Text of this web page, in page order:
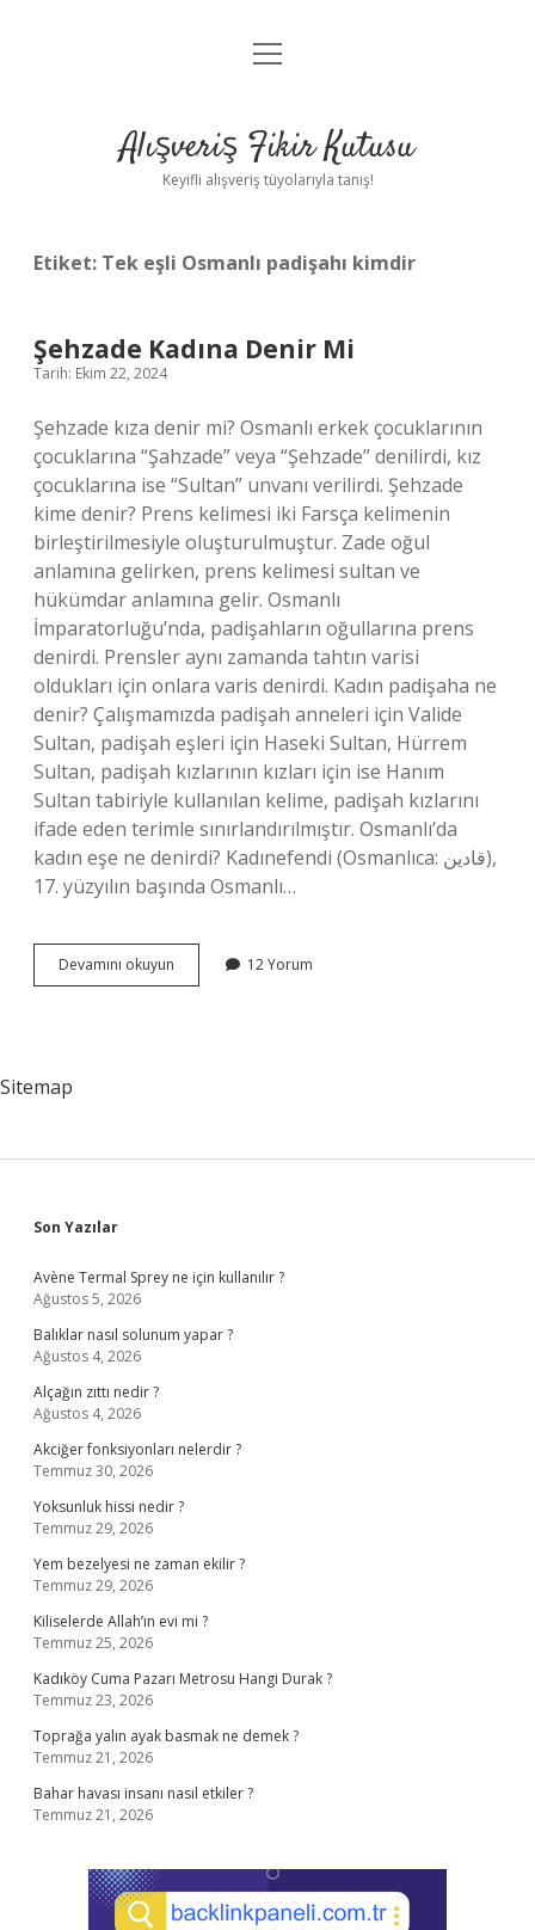
Anasayfa
Yasal Uyarı
menüyü
Alışveriş Fikir Kutusu
Keyifli alışveriş tüyolarıyla tanış!
Etiket: Tek eşli Osmanlı padişahı kimdir
Şehzade Kadına Denir Mi
Tarih: Ekim 22, 2024
Şehzade kıza denir mi? Osmanlı erkek çocuklarının
çocuklarına “Şahzade” veya “Şehzade” denilirdi, kız
çocuklarına ise “Sultan” unvanı verilirdi. Şehzade
kime denir? Prens kelimesi iki Farsça kelimenin
birleştirilmesiyle oluşturulmuştur. Zade oğul
anlamına gelirken, prens kelimesi sultan ve
hükümdar anlamına gelir. Osmanlı
İmparatorluğu’nda, padişahların oğullarına prens
denirdi. Prensler aynı zamanda tahtın varisi
oldukları için onlara varis denirdi. Kadın padişaha ne
denir? Çalışmamızda padişah anneleri için Valide
Sultan, padişah eşleri için Haseki Sultan, Hürrem
Sultan, padişah kızlarının kızları için ise Hanım
Sultan tabiriyle kullanılan kelime, padişah kızlarını
ifade eden terimle sınırlandırılmıştır. Osmanlı’da
kadın eşe ne denirdi? Kadınefendi (Osmanlıca: قادین),
17. yüzyılın başında Osmanlı…
Devamını okuyun Şehzade
Kadına
12 Yorum
Sitemap
Sidebar
Son Yazılar
Avène Termal Sprey ne için kullanılır ?
Ağustos 5, 2026
Balıklar nasıl solunum yapar ?
Ağustos 4, 2026
Alçağın zıttı nedir ?
Ağustos 4, 2026
Akciğer fonksiyonları nelerdir ?
Temmuz 30, 2026
Yoksunluk hissi nedir ?
Temmuz 29, 2026
Yem bezelyesi ne zaman ekilir ?
Temmuz 29, 2026
Kiliselerde Allah’ın evi mi ?
Temmuz 25, 2026
Kadıköy Cuma Pazarı Metrosu Hangi Durak ?
Temmuz 23, 2026
Toprağa yalın ayak basmak ne demek ?
Temmuz 21, 2026
Bahar havası insanı nasıl etkiler ?
Temmuz 21, 2026